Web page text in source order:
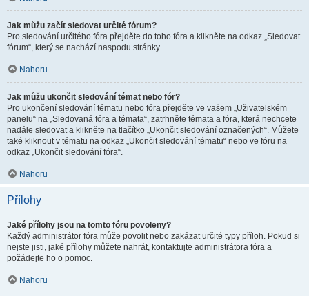
Jak můžu začít sledovat určité fórum?
Pro sledování určitého fóra přejděte do toho fóra a klikněte na odkaz „Sledovat
fórum“, který se nachází naspodu stránky.
Nahoru
Jak můžu ukončit sledování témat nebo fór?
Pro ukončení sledování tématu nebo fóra přejděte ve vašem „Uživatelském
panelu“ na „Sledovaná fóra a témata“, zatrhněte témata a fóra, která nechcete
nadále sledovat a klikněte na tlačítko „Ukončit sledování označených“. Můžete
také kliknout v tématu na odkaz „Ukončit sledování tématu“ nebo ve fóru na
odkaz „Ukončit sledování fóra“.
Nahoru
Přílohy
Jaké přílohy jsou na tomto fóru povoleny?
Každý administrátor fóra může povolit nebo zakázat určité typy příloh. Pokud si
nejste jisti, jaké přílohy můžete nahrát, kontaktujte administrátora fóra a
požádejte ho o pomoc.
Nahoru